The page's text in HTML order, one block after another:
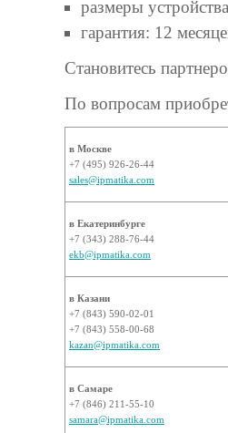
размеры
гарантия: 12
Становитесь
По вопросам
в Москве
+7 (495) 926-26-44
sales@ipmatika.com
в Екатеринбурге
+7 (343) 288-76-44
ekb@ipmatika.com
в Казани
+7 (843) 590-02-01
+7 (843) 558-00-68
kazan@ipmatika.com
в Самаре
+7 (846) 211-55-10
samara@ipmatika.com